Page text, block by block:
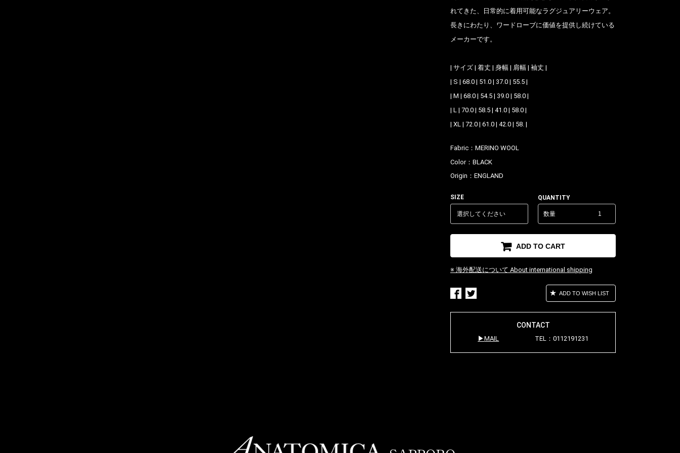
れてきた、日常的に着用可能なラグジュアリーウェア。
長きにわたり、ワードローブに価値を提供し続けている
メーカーです。
| サイズ | 着丈 | 身幅 | 肩幅 | 袖丈 |
| S | 68.0 | 51.0 | 37.0 | 55.5 |
| M | 68.0 | 54.5 | 39.0 | 58.0 |
| L | 70.0 | 58.5 | 41.0 | 58.0 |
| XL | 72.0 | 61.0 | 42.0 | 58. |
Fabric： MERINO WOOL
Color： BLACK
Origin： ENGLAND
SIZE QUANTITY
数量
ADD TO CART
※ 海外配送について About international shipping
ADD TO WISH LIST
CONTACT
MAIL TEL：0112191231